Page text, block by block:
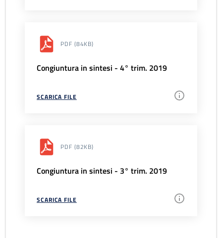
PDF (84KB)
Congiuntura in sintesi - 4° trim. 2019
SCARICA FILE
PDF (82KB)
Congiuntura in sintesi - 3° trim. 2019
SCARICA FILE